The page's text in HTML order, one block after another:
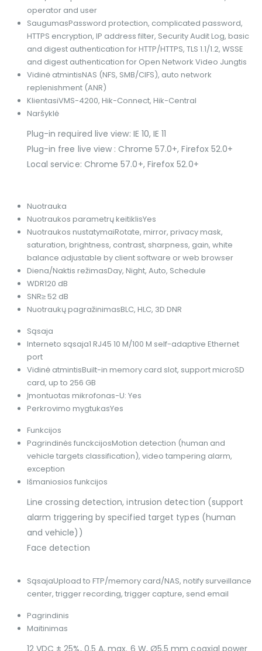
operator and user
SaugumasPassword protection, complicated password,
HTTPS encryption, IP address filter, Security Audit Log, basic
and digest authentication for HTTP/HTTPS, TLS 1.1/1.2, WSSE
and digest authentication for Open Network Video Jungtis
Vidinė atmintisNAS (NFS, SMB/CIFS), auto network
replenishment (ANR)
KlientasiVMS-4200, Hik-Connect, Hik-Central
Naršyklė
Plug-in required live view: IE 10, IE 11
Plug-in free live view : Chrome 57.0+, Firefox 52.0+
Local service: Chrome 57.0+, Firefox 52.0+
Nuotrauka
Nuotraukos parametrų keitiklisYes
Nuotraukos nustatymaiRotate, mirror, privacy mask,
saturation, brightness, contrast, sharpness, gain, white
balance adjustable by client software or web browser
Diena/Naktis režimasDay, Night, Auto, Schedule
WDR120 dB
SNR≥ 52 dB
Nuotraukų pagražinimasBLC, HLC, 3D DNR
Sąsaja
Interneto sąsaja1 RJ45 10 M/100 M self-adaptive Ethernet
port
Vidinė atmintisBuilt-in memory card slot, support microSD
card, up to 256 GB
Įmontuotas mikrofonas-U: Yes
Perkrovimo mygtukasYes
Funkcijos
Pagrindinės funckcijosMotion detection (human and
vehicle targets classification), video tampering alarm,
exception
Išmaniosios funkcijos
Line crossing detection, intrusion detection (support
alarm triggering by specified target types (human
and vehicle))
Face detection
SąsajaUpload to FTP/memory card/NAS, notify surveillance
center, trigger recording, trigger capture, send email
Pagrindinis
Maitinimas
12 VDC ± 25%, 0.5 A, max. 6 W, Ø5.5 mm coaxial power